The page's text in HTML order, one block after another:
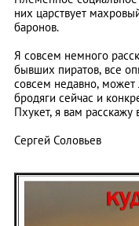
них царствует
баронов.
Я совсем немного
бывших пиратов, все
совсем недавно, может
бродяги сейчас и
Пхукет, я вам
Сергей Соловьев